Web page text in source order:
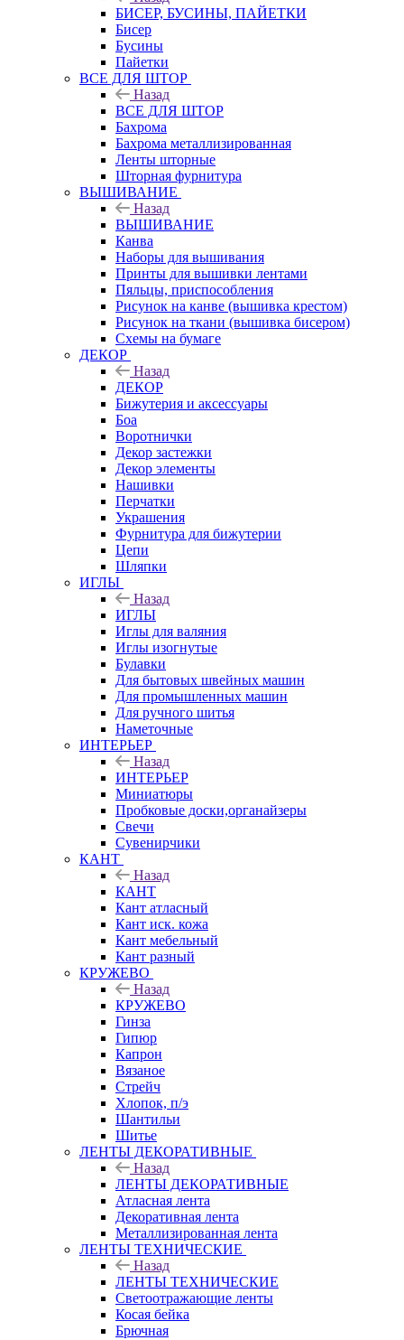
БИСЕР, БУСИНЫ, ПАЙЕТКИ
Бисер
Бусины
Пайетки
ВСЕ ДЛЯ ШТОР
Назад
ВСЕ ДЛЯ ШТОР
Бахрома
Бахрома металлизированная
Ленты шторные
Шторная фурнитура
ВЫШИВАНИЕ
Назад
ВЫШИВАНИЕ
Канва
Наборы для вышивания
Принты для вышивки лентами
Пяльцы, приспособления
Рисунок на канве (вышивка крестом)
Рисунок на ткани (вышивка бисером)
Схемы на бумаге
ДЕКОР
Назад
ДЕКОР
Бижутерия и аксессуары
Боа
Воротнички
Декор застежки
Декор элементы
Нашивки
Перчатки
Украшения
Фурнитура для бижутерии
Цепи
Шляпки
ИГЛЫ
Назад
ИГЛЫ
Иглы для валяния
Иглы изогнутые
Булавки
Для бытовых швейных машин
Для промышленных машин
Для ручного шитья
Наметочные
ИНТЕРЬЕР
Назад
ИНТЕРЬЕР
Миниатюры
Пробковые доски,органайзеры
Свечи
Сувенирчики
КАНТ
Назад
КАНТ
Кант атласный
Кант иск. кожа
Кант мебельный
Кант разный
КРУЖЕВО
Назад
КРУЖЕВО
Гинза
Гипюр
Капрон
Вязаное
Стрейч
Хлопок, п/э
Шантильи
Шитье
ЛЕНТЫ ДЕКОРАТИВНЫЕ
Назад
ЛЕНТЫ ДЕКОРАТИВНЫЕ
Атласная лента
Декоративная лента
Металлизированная лента
ЛЕНТЫ ТЕХНИЧЕСКИЕ
Назад
ЛЕНТЫ ТЕХНИЧЕСКИЕ
Светоотражающие ленты
Косая бейка
Брючная